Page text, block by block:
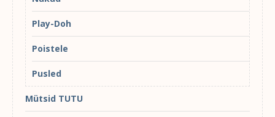
Play-Doh
Poistele
Pusled
Mütsid TUTU